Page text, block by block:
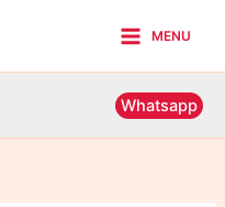
Menu
MENU
Whatsapp